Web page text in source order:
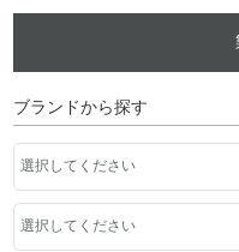
ブランドから探す